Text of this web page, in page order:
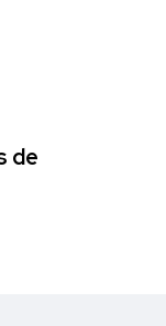
de